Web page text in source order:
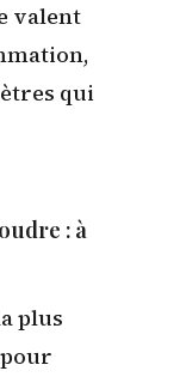
valent
qui
: à
plus